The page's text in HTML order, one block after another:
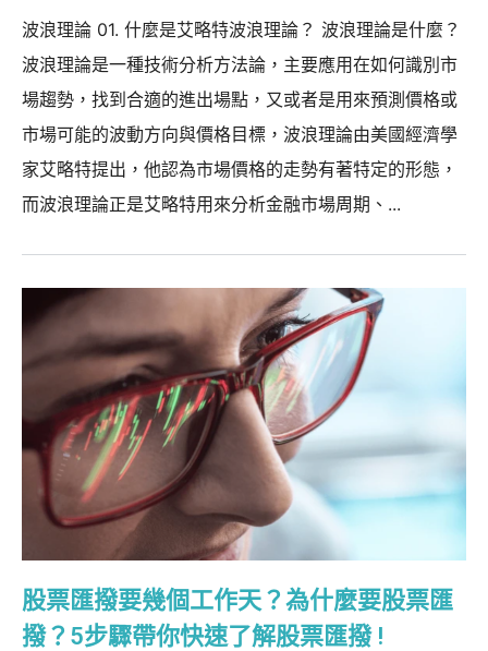
波浪理論 01. 什麼是艾略特波浪理論？ 波浪理論是什麼？
波浪理論是一種技術分析方法論，主要應用在如何識別市
場趨勢，找到合適的進出場點，又或者是用來預測價格或
市場可能的波動方向與價格目標，波浪理論由美國經濟學
家艾略特提出，他認為市場價格的走勢有著特定的形態，
而波浪理論正是艾略特用來分析金融市場周期、...
股票匯撥要幾個工作天？為什麼要股票匯
撥？5步驟帶你快速了解股票匯撥 !